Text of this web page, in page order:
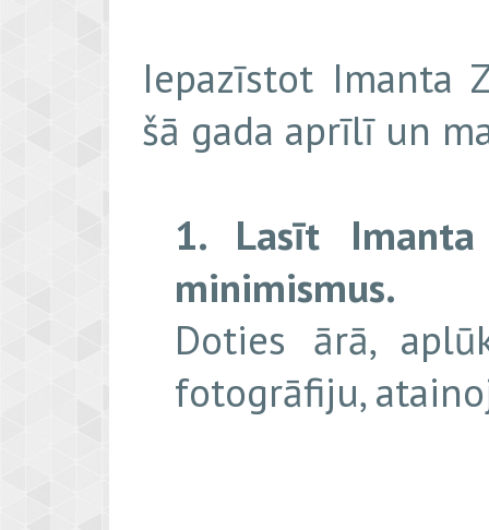
Iepazīstot Imanta
šā gada aprīlī un
1. Lasīt
minimismus.
Doties ārā,
fotogrāfiju,